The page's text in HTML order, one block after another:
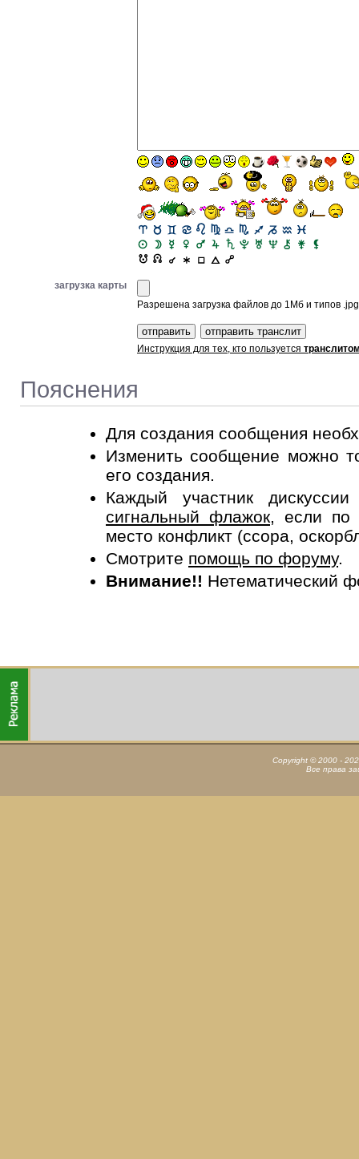
загрузка карты
Разрешена загрузка файлов до 1Мб и типов
Инструкция для тех, кто пользуется
Пояснения
Для создания сообщения
Изменить сообщение можно
его создания.
Каждый участник
сигнальный флажок, если по
место конфликт (ссора,
Смотрите помощь по форуму.
Внимание!! Нетематический
Copyright © 2000 -
Все права